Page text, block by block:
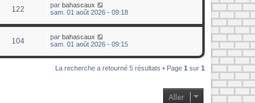
122 par bahascaux
sam. 01 août 2026 - 09:18
104 par bahascaux
sam. 01 août 2026 - 09:15
La recherche a retourné 5 résultats • Page 1 sur 1
Aller